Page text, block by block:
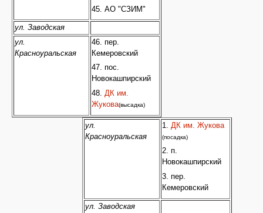
45. АО "СЗИМ"
ул. Заводская
ул.
Красноуральская
46. пер.
Кемеровский
47. пос.
Новокашпирский
48. ДК им.
Жукова(высадка)
ул.
Красноуральская
1. ДК им. Жукова
(посадка)
2. п.
Новокашпирский
3. пер.
Кемеровский
ул. Заводская